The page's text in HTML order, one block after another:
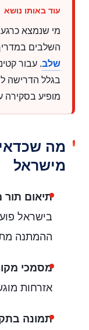
מי שנמצא
השלבים
שלב. עבור
בגלל הדרישה
מופיע בסקירה
מה
מישראל
תיאום
בישראל
ההמתנה
מסמכי
אזרחות
תמונה